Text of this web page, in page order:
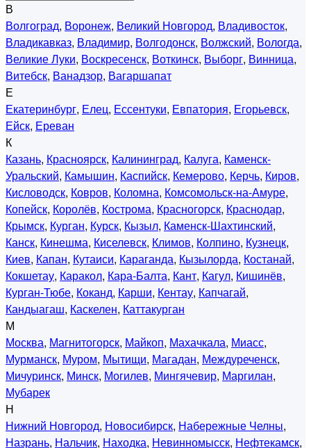
В
Волгоград, Воронеж, Великий Новгород, Владивосток,
Владикавказ, Владимир, Волгодонск, Волжский, Вологда,
Великие Луки, Воскресенск, Воткинск, Выборг, Винница,
Витебск, Ванадзор, Вагаршапат
Е
Екатеринбург, Елец, Ессентуки, Евпатория, Егорьевск,
Ейск, Ереван
К
Казань, Красноярск, Калининград, Калуга, Каменск-
Уральский, Камышин, Каспийск, Кемерово, Керчь, Киров,
Кисловодск, Ковров, Коломна, Комсомольск-на-Амуре,
Копейск, Королёв, Кострома, Красногорск, Краснодар,
Крымск, Курган, Курск, Кызыл, Каменск-Шахтинский,
Канск, Кинешма, Киселевск, Климов, Колпино, Кузнецк,
Киев, Капан, Кутаиси, Караганда, Кызылорда, Костанай,
Кокшетау, Каракол, Кара-Балта, Кант, Кагул, Кишинёв,
Курган-Тюбе, Коканд, Карши, Кентау, Капчагай,
Кандыагаш, Каскелен, Каттакурган
М
Москва, Магнитогорск, Майкоп, Махачкала, Миасс,
Мурманск, Муром, Мытищи, Магадан, Междуреченск,
Мичуринск, Минск, Могилев, Мингячевир, Маргилан,
Мубарек
Н
Нижний Новгород, Новосибирск, Набережные Челны,
Назрань, Нальчик, Находка, Невинномысск, Нефтекамск,